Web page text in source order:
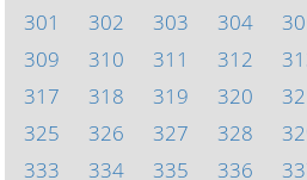
301
302 303 304
309
310 311 312
317
318 319 320
325
326 327 328
333
334 335 336